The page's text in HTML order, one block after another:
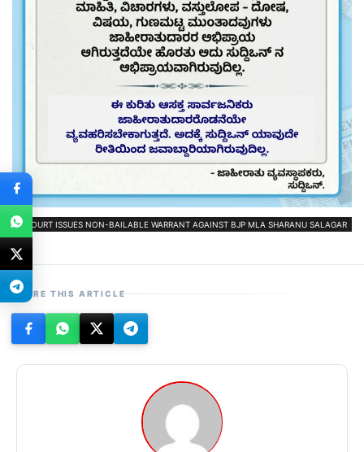
COURT ISSUES NON-BAILABLE WARRANT AGAINST BJP MLA SHARANU SALAGAR
SHARE THIS ARTICLE